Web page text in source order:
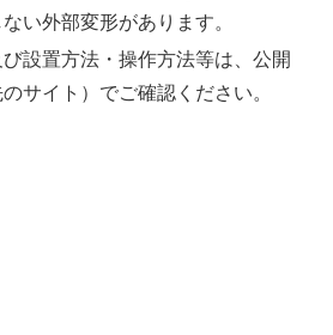
い外部変形があります。
設置方法・操作方法等は、公開
サイト）でご確認ください。